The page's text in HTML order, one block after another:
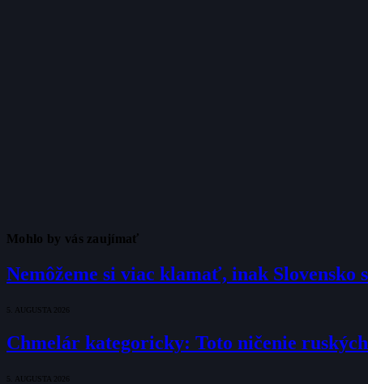
Mohlo by vás zaujímať
Nemôžeme si viac klamať, inak
5. AUGUSTA 2026
Chmelár kategoricky: Toto ničenie
5. AUGUSTA 2026